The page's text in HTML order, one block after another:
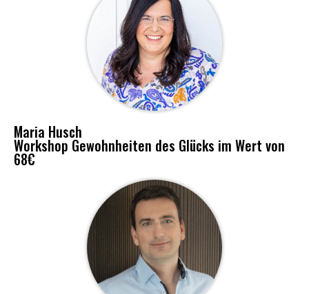
Maria Husch
Workshop Gewohnheiten des Glücks im Wert von
68€